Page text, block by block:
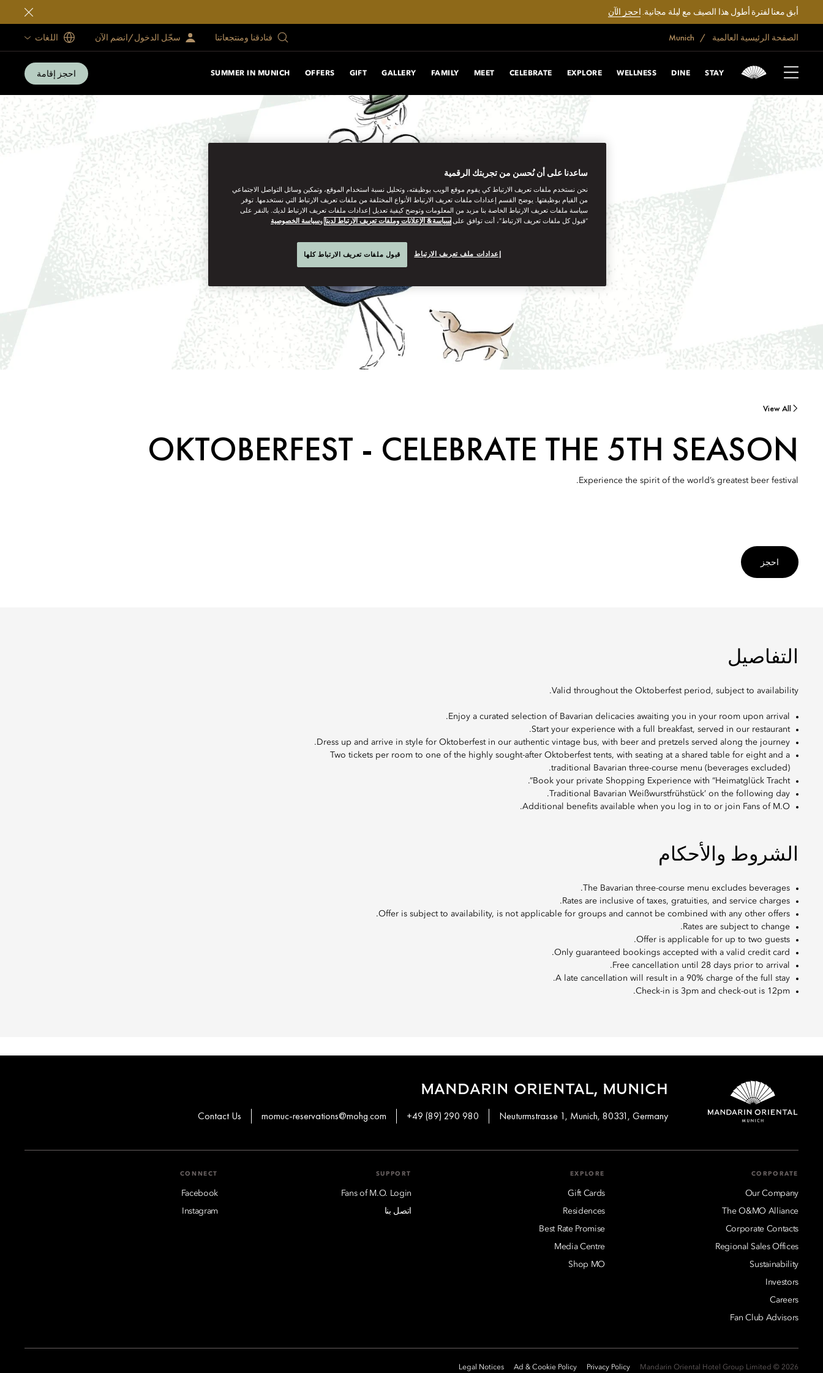
أبق معنا لفترة أطول هذا الصيف مع ليلة مجانية.احجز الآن
الصفحة الرئيسية العالمية فنادقنا ومنتجعاتنا سجّل الدخول/انضم الآن اللغات
STAY
DINE
WELLNESS
EXPLORE
CELEBRATE
MEET
FAMILY
GALLERY
GIFT
OFFERS
SUMMER IN MUNICH احجز إقامة
View All
OKTOBERFEST - CELEBRATE THE 5TH SEASON
Experience the spirit of the world’s greatest beer festival.
احجز
التفاصيل
Valid throughout the Oktoberfest period, subject to availability.
Enjoy a curated selection of Bavarian delicacies awaiting you in your room upon arrival.
Start your experience with a full breakfast, served in our restaurant.
Dress up and arrive in style for Oktoberfest in our authentic vintage bus, with beer and pretzels served along the journey.
Two tickets per room to one of the highly sought-after Oktoberfest tents, with seating at a shared table for eight and a
traditional Bavarian three-course menu (beverages excluded).
Book your private Shopping Experience with “Heimatglück Tracht”.
Traditional Bavarian Weißwurstfrühstück’ on the following day.
Additional benefits available when you log in to or join Fans of M.O.
الشروط والأحكام
The Bavarian three-course menu excludes beverages.
Rates are inclusive of taxes, gratuities, and service charges.
Offer is subject to availability, is not applicable for groups and cannot be combined with any other offers.
Rates are subject to change.
Offer is applicable for up to two guests.
Only guaranteed bookings accepted with a valid credit card.
Free cancellation until 28 days prior to arrival.
A late cancellation will result in a 90% charge of the full stay.
Check-in is 3pm and check-out is 12pm.
MANDARIN ORIENTAL, MUNICH
Neuturmstrasse 1, Munich, 80331, Germany
+49 (89) 290 980
momuc-reservations@mohg.com
Contact Us
CORPORATE
Our Company
The O&MO Alliance
Corporate Contacts
Regional Sales Offices
Sustainability
Investors
Careers
Fan Club Advisors
EXPLORE
Gift Cards
Residences
Best Rate Promise
Media Centre
Shop MO
SUPPORT
Fans of M.O. Login
اتصل بنا
CONNECT
Facebook
Instagram
2026 © Mandarin Oriental Hotel Group Limited
Privacy Policy
Ad & Cookie Policy
Legal Notices
ساعدنا على أن نُحسن من تجربتك الرقمية
نحن نستخدم ملفات تعريف الارتباط كي يقوم موقع الويب بوظيفته، وتحليل نسبة استخدام الموقع، وتمكين وسائل التواصل الاجتماعي
من القيام بوظيفتها. يوضح القسم إعدادات ملفات تعريف الارتباط الأنواع المختلفة من ملفات تعريف الارتباط التي نستخدمها. توفر
سياسة ملفات تعريف الارتباط الخاصة بنا مزيد من المعلومات وتوضح كيفية تعديل إعدادات ملفات تعريف الارتباط لديك. بالنقر على
“قبول كل ملفات تعريف الارتباط”، أنت توافق على سياسة& الإعلانات وملفات تعريف الارتباط لدينا وسياسة الخصوصية
إعدادات ملف تعريف الارتباط قبول ملفات تعريف الارتباط كلها